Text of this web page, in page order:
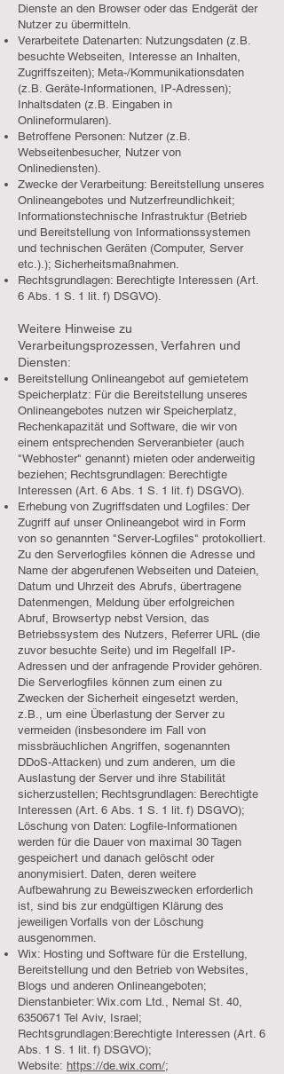
Dienste an den Browser oder das Endgerät der
Nutzer zu übermitteln.
Verarbeitete Datenarten: Nutzungsdaten (z.B.
besuchte Webseiten, Interesse an Inhalten,
Zugriffszeiten); Meta-/Kommunikationsdaten
(z.B. Geräte-Informationen, IP-Adressen);
Inhaltsdaten (z.B. Eingaben in
Onlineformularen).
Betroffene Personen: Nutzer (z.B.
Webseitenbesucher, Nutzer von
Onlinediensten).
Zwecke der Verarbeitung: Bereitstellung unseres
Onlineangebotes und Nutzerfreundlichkeit;
Informationstechnische Infrastruktur (Betrieb
und Bereitstellung von Informationssystemen
und technischen Geräten (Computer, Server
etc.).); Sicherheitsmaßnahmen.
Rechtsgrundlagen: Berechtigte Interessen (Art.
6 Abs. 1 S. 1 lit. f) DSGVO).
Weitere Hinweise zu
Verarbeitungsprozessen, Verfahren und
Diensten:
Bereitstellung Onlineangebot auf gemietetem
Speicherplatz: Für die Bereitstellung unseres
Onlineangebotes nutzen wir Speicherplatz,
Rechenkapazität und Software, die wir von
einem entsprechenden Serveranbieter (auch
"Webhoster" genannt) mieten oder anderweitig
beziehen; Rechtsgrundlagen: Berechtigte
Interessen (Art. 6 Abs. 1 S. 1 lit. f) DSGVO).
Erhebung von Zugriffsdaten und Logfiles: Der
Zugriff auf unser Onlineangebot wird in Form
von so genannten "Server-Logfiles" protokolliert.
Zu den Serverlogfiles können die Adresse und
Name der abgerufenen Webseiten und Dateien,
Datum und Uhrzeit des Abrufs, übertragene
Datenmengen, Meldung über erfolgreichen
Abruf, Browsertyp nebst Version, das
Betriebssystem des Nutzers, Referrer URL (die
zuvor besuchte Seite) und im Regelfall IP-
Adressen und der anfragende Provider gehören.
Die Serverlogfiles können zum einen zu
Zwecken der Sicherheit eingesetzt werden,
z.B., um eine Überlastung der Server zu
vermeiden (insbesondere im Fall von
missbräuchlichen Angriffen, sogenannten
DDoS-Attacken) und zum anderen, um die
Auslastung der Server und ihre Stabilität
sicherzustellen; Rechtsgrundlagen: Berechtigte
Interessen (Art. 6 Abs. 1 S. 1 lit. f) DSGVO);
Löschung von Daten: Logfile-Informationen
werden für die Dauer von maximal 30 Tagen
gespeichert und danach gelöscht oder
anonymisiert. Daten, deren weitere
Aufbewahrung zu Beweiszwecken erforderlich
ist, sind bis zur endgültigen Klärung des
jeweiligen Vorfalls von der Löschung
ausgenommen.
Wix: Hosting und Software für die Erstellung,
Bereitstellung und den Betrieb von Websites,
Blogs und anderen Onlineangeboten;
Dienstanbieter: Wix.com Ltd., Nemal St. 40,
6350671 Tel Aviv, Israel;
Rechtsgrundlagen:Berechtigte Interessen (Art. 6
Abs. 1 S. 1 lit. f) DSGVO);
Website: https://de.wix.com/;